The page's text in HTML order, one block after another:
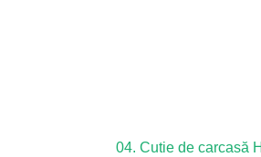
04. Cutie de carcasă